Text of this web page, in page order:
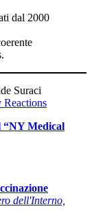
dal 2000
Suraci
“NY Medical
dell'Interno,